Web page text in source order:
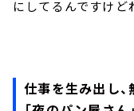
にしてるんですけど
仕事を生み出し、